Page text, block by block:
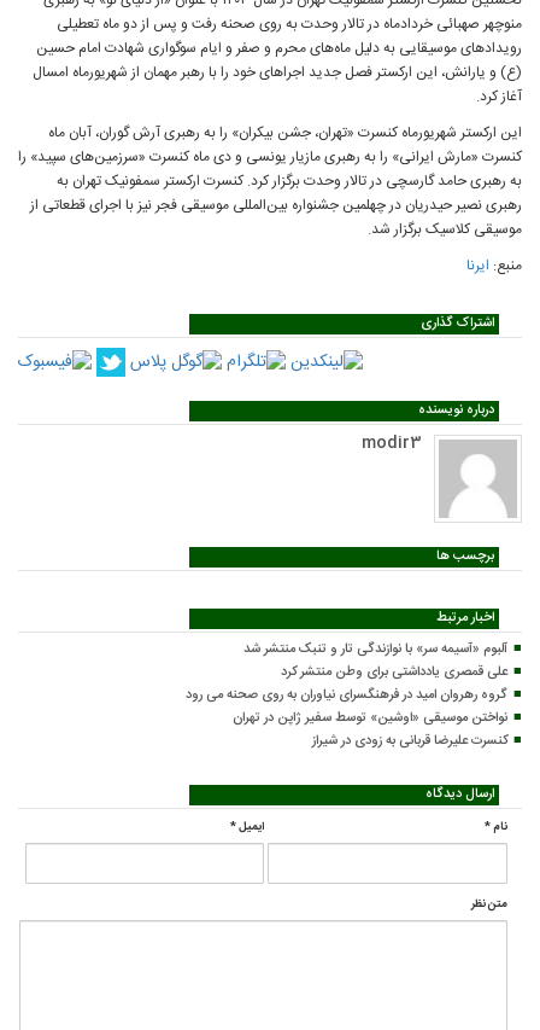
منوچهر صهبائی خردادماه در تالار وحدت به روی صحنه رفت و پس از دو ماه تعطیلی
رویدادهای موسیقایی به دلیل ماه‌های محرم و صفر و ایام سوگواری شهادت امام حسین
(ع) و یارانش، این ارکستر فصل جدید اجراهای خود را با رهبر مهمان از شهریورماه امسال
آغاز کرد.
این ارکستر شهریورماه کنسرت «تهران، جشن بیکران» را به رهبری آرش گوران، آبان ماه
کنسرت «مارش ایرانی» را به رهبری مازیار یونسی و دی ماه کنسرت «سرزمین‌های سپید» را
به رهبری حامد گارسچی در تالار وحدت برگزار کرد. کنسرت ارکستر سمفونیک تهران به
رهبری نصیر حیدریان در چهلمین جشنواره بین‌المللی موسیقی فجر نیز با اجرای قطعاتی از
موسیقی کلاسیک برگزار شد.
منبع: ایرنا
اشتراک گذاری
درباره نویسنده
modir3
برچسب ها
اخبار مرتبط
آلبوم «آسیمه سر» با نوازندگی تار و تنبک منتشر شد
علی قمصری یادداشتی برای وطن منتشر کرد
گروه رهروان امید در فرهنگسرای نیاوران به روی صحنه می رود
نواختن موسیقی «اوشین» توسط سفیر ژاپن در تهران
کنسرت علیرضا قربانی به زودی در شیراز
ارسال دیدگاه
نام* ایمیل*
متن نظر